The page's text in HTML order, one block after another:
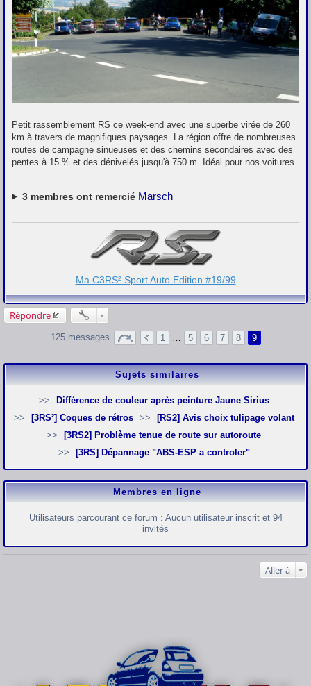
Petit rassemblement RS ce week-end avec une superbe virée de 260
km à travers de magnifiques paysages. La région offre de nombreuses
routes de campagne sinueuses et des chemins secondaires avec des
pentes à 15 % et des dénivelés jusqu'à 750 m. Idéal pour nos voitures.
3membres ont remercié Marsch
Ma C3RS² Sport Auto Edition #19/99
Répondre
125 messages 1 … 5 6 7 8 9
Sujets similaires
Différence de couleur après peinture Jaune Sirius
[3RS²] Coques de rétros
[RS2] Avis choix tulipage volant
[3RS2] Problème tenue de route sur autoroute
[3RS] Dépannage "ABS-ESP a controler"
Membres en ligne
Utilisateurs parcourant ce forum : Aucun utilisateur inscrit et 94
invités
Aller à